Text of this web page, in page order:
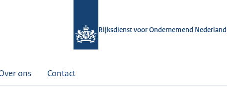
Rijksdienst voor Ondernemend Nederland
ons Contact